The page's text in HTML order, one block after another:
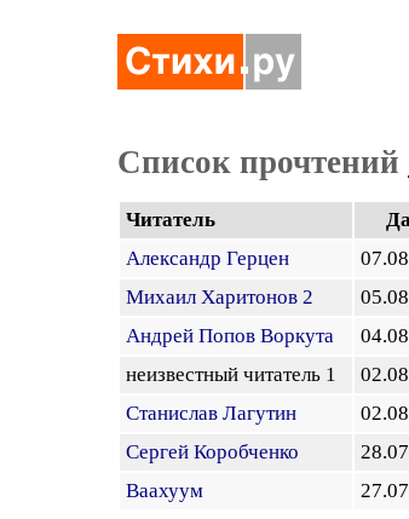
Список прочтений
Читатель
Александр Герцен
Михаил Харитонов 2
Андрей Попов Воркута
неизвестный читатель 1
Станислав Лагутин
Сергей Коробченко
Ваахуум